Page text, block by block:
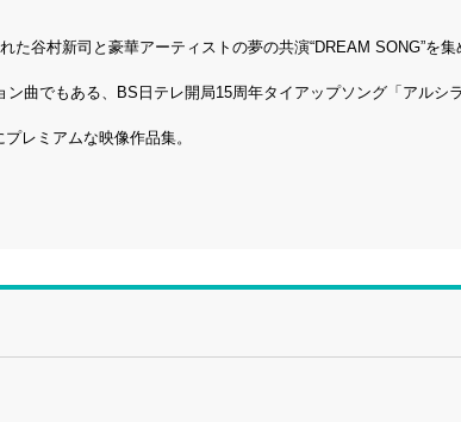
谷村新司と豪華アーティストの夢の共演“DREAM SONG”を集
曲でもある、BS日テレ開局15周年タイアップソング「アルシ
レミアムな映像作品集。